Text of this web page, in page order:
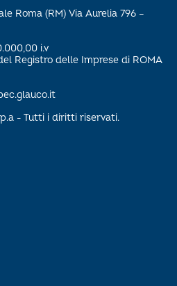
Roma (RM) Via Aurelia 796 –
i.v
Registro delle Imprese di ROMA
- Tutti i diritti riservati.